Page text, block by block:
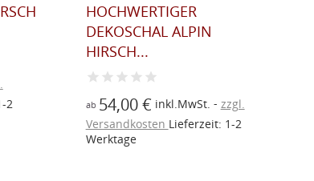
2
HOCHWERTIGER
DEKOSCHAL ALPIN
HIRSCH...
ab 54,00 € inkl.MwSt.
zzgl.
Versandkosten Lieferzeit: 1-2
Werktage